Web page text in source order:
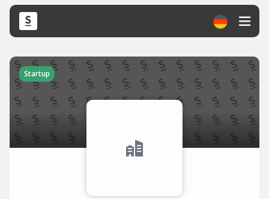
Startup